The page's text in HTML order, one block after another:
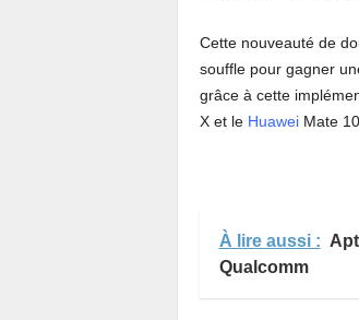
Cette nouveauté de
souffle pour gagner
grâce à cette
X et le Huawei Mate
À lire aussi :
Qualcomm